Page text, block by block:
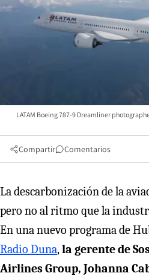
LATAM Boeing 787-9 Dreamliner
Compartir Comentarios
La descarbonización de la
pero no al ritmo que la
En una nuevo programa de
Radio Duna,la gerente de
Airlines Group, Johanna